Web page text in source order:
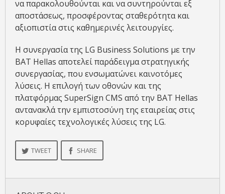
να παρακολουθούνται και να συντηρούνται εξ
αποστάσεως, προσφέροντας σταθερότητα και
αξιοπιστία στις καθημερινές λειτουργίες.
Η συνεργασία της LG Business Solutions με την
BAT Hellas αποτελεί παράδειγμα στρατηγικής
συνεργασίας, που ενσωματώνει καινοτόμες
λύσεις. Η επιλογή των οθονών και της
πλατφόρμας SuperSign CMS από την BAT Hellas
αντανακλά την εμπιστοσύνη της εταιρείας στις
κορυφαίες τεχνολογικές λύσεις της LG.
TWEET SHARE